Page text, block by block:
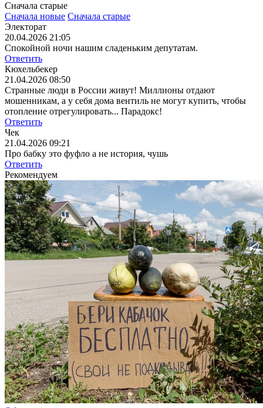
Сначала старые
Сначала новые Сначала старые
Электорат
20.04.2026 21:05
Спокойной ночи нашим сладеньким депутатам.
Ответить
Кюхельбекер
21.04.2026 08:50
Странные люди в России живут! Миллионы отдают
мошенникам, а у себя дома вентиль не могут купить, чтобы
отопление отрегулировать... Парадокс!
Ответить
Чек
21.04.2026 09:21
Про бабку это фуфло а не история, чушь
Ответить
Рекомендуем